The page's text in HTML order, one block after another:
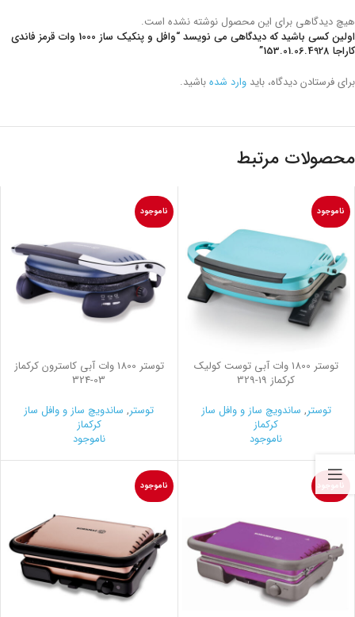
هیچ دیدگاهی برای این محصول نوشته نشده است.
اولین کسی باشید که دیدگاهی می نویسد “وافل و پنکیک ساز 1000 وات قرمز فاندی
کاراجا 153.01.06.4928”
برای فرستادن دیدگاه، باید وارد شدهباشید.
محصولات مرتبط
ناموجود
توستر 1800 وات آبی توست کولیک
کرکماز 329-19
توستر, ساندویچ ساز و وافل ساز
کرکماز
ناموجود
ناموجود
توستر 1800 وات آبی کاسترون کرکماز
324-03
توستر, ساندویچ ساز و وافل ساز
کرکماز
ناموجود
ناموجود ناموجود